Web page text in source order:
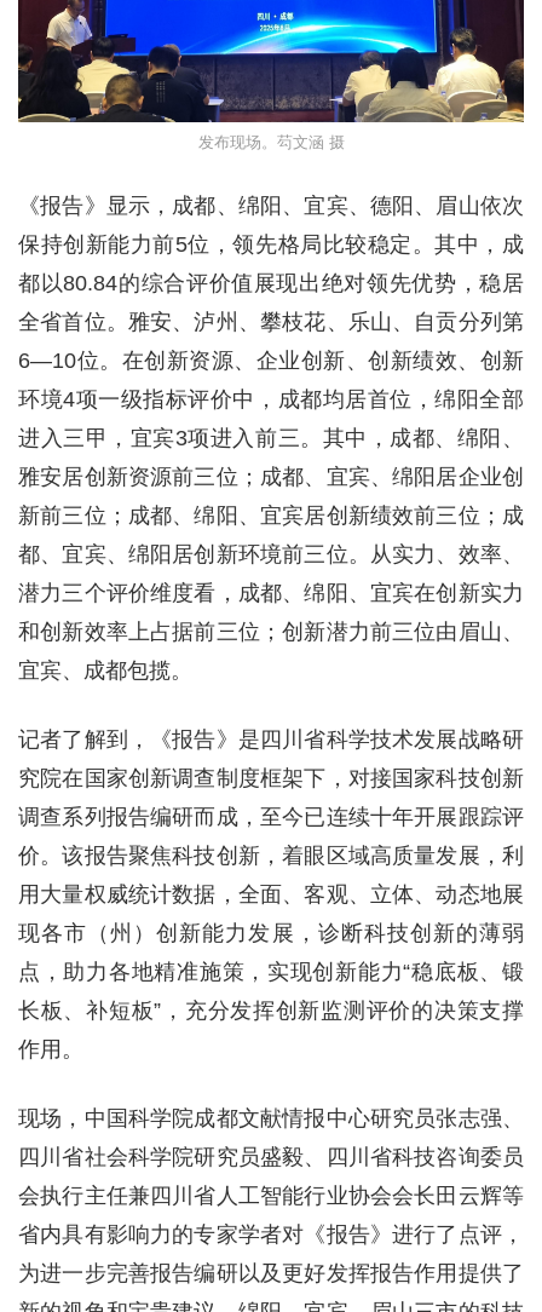
发布现场。芶文涵 摄
《报告》显示，成都、绵阳、宜宾、德阳、眉山依次
保持创新能力前5位，领先格局比较稳定。其中，成
都以80.84的综合评价值展现出绝对领先优势，稳居
全省首位。雅安、泸州、攀枝花、乐山、自贡分列第
6—10位。在创新资源、企业创新、创新绩效、创新
环境4项一级指标评价中，成都均居首位，绵阳全部
进入三甲，宜宾3项进入前三。其中，成都、绵阳、
雅安居创新资源前三位；成都、宜宾、绵阳居企业创
新前三位；成都、绵阳、宜宾居创新绩效前三位；成
都、宜宾、绵阳居创新环境前三位。从实力、效率、
潜力三个评价维度看，成都、绵阳、宜宾在创新实力
和创新效率上占据前三位；创新潜力前三位由眉山、
宜宾、成都包揽。
记者了解到，《报告》是四川省科学技术发展战略研
究院在国家创新调查制度框架下，对接国家科技创新
调查系列报告编研而成，至今已连续十年开展跟踪评
价。该报告聚焦科技创新，着眼区域高质量发展，利
用大量权威统计数据，全面、客观、立体、动态地展
现各市（州）创新能力发展，诊断科技创新的薄弱
点，助力各地精准施策，实现创新能力“稳底板、锻
长板、补短板”，充分发挥创新监测评价的决策支撑
作用。
现场，中国科学院成都文献情报中心研究员张志强、
四川省社会科学院研究员盛毅、四川省科技咨询委员
会执行主任兼四川省人工智能行业协会会长田云辉等
省内具有影响力的专家学者对《报告》进行了点评，
为进一步完善报告编研以及更好发挥报告作用提供了